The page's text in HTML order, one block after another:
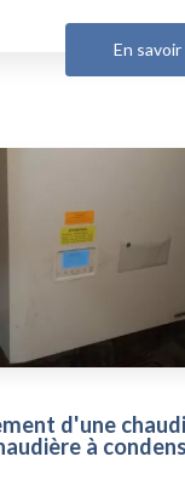
En savoir
d'une
à